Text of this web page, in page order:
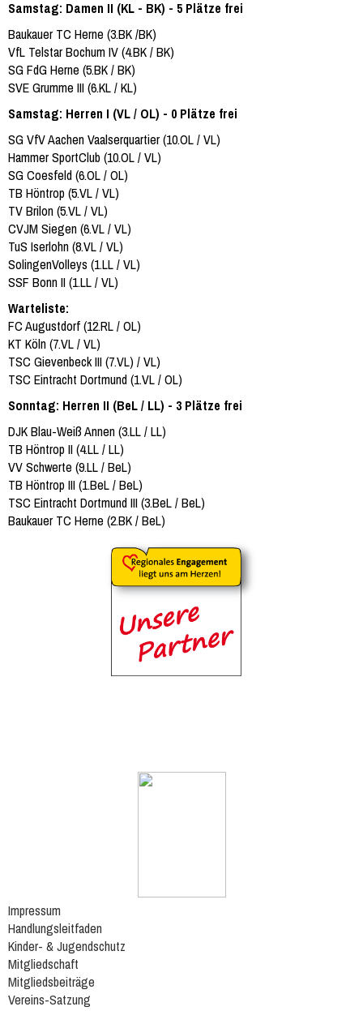
Samstag: Damen II (KL - BK) - 5 Plätze frei
Baukauer TC Herne (3.BK /BK)
VfL Telstar Bochum IV (4.BK / BK)
SG FdG Herne (5.BK / BK)
SVE Grumme III (6.KL / KL)
Samstag: Herren I (VL / OL) - 0 Plätze frei
SG VfV Aachen Vaalserquartier (10.OL / VL)
Hammer SportClub (10.OL / VL)
SG Coesfeld (6.OL / OL)
TB Höntrop (5.VL / VL)
TV Brilon (5.VL / VL)
CVJM Siegen (6.VL / VL)
TuS Iserlohn (8.VL / VL)
SolingenVolleys (1.LL / VL)
SSF Bonn II (1.LL / VL)
Warteliste:
FC Augustdorf (12.RL / OL)
KT Köln (7.VL / VL)
TSC Gievenbeck III (7.VL) / VL)
TSC Eintracht Dortmund (1.VL / OL)
Sonntag: Herren II (BeL / LL) - 3 Plätze frei
DJK Blau-Weiß Annen (3.LL / LL)
TB Höntrop II (4.LL / LL)
VV Schwerte (9.LL / BeL)
TB Höntrop III (1.BeL / BeL)
TSC Eintracht Dortmund III (3.BeL / BeL)
Baukauer TC Herne (2.BK / BeL)
Impressum
Handlungsleitfaden
Kinder- & Jugendschutz
Mitgliedschaft
Mitgliedsbeiträge
Vereins-Satzung